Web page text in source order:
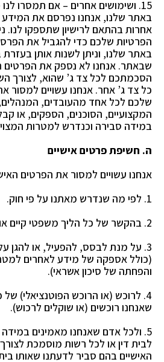
15. ושימושים אחרים –
אם תמסרו לנו
באתר שלנו, אנחנו נפרסם את
אחרות בהתאם לרישיון שתספקו לנו.
הפרטיות שלכם כדי להגביל את
באתר שלנו, וניתן לשנות אותן
שבאתר. אנחנו לא נספק את הפרטים
הסכמתכם לכל צד ג’ שהוא, לצורך
כל צד ג’ אחר. אנחנו עשויים למסור
שלכם לכל אחד מהעובדים,
המקצועיים, הסוכנים, הספקים, או
במידה סבירה וכנדרש למטרות
ה. חשיפת פרטים אישיים
אנחנו עשויים למסור את הפרטים
1. לפי מה שנדרש מאתנו על פי חוק.
2. בהקשר של כל הליך משפטי קיים או עתידי.
3. על מנת לבסס, להפעיל, או להגן
(כולל אספקה של מידע לאחרים
והפחתה של סיכון אשראי).
4. לרוכש (או הרוכש הפוטנציאלי)
שאנחנו רוכשים (או שוקלים לרכוש).
5. ולכל אדם שאנחנו מאמינים
לבית דין או לכל רשות מוסמכת
האישיים בהם סביר לדעתנו שאותו